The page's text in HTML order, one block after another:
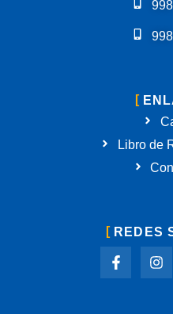
Libro de
REDES